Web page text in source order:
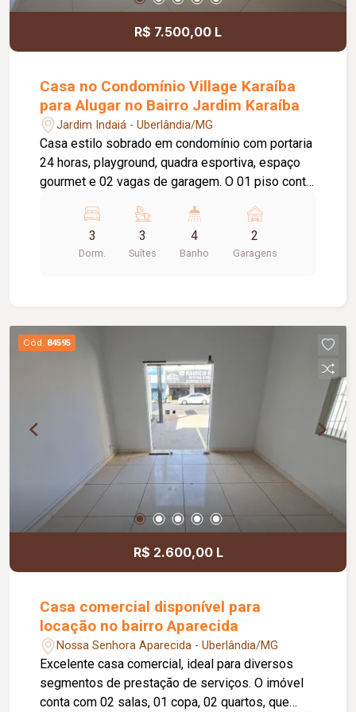
R$ 7.500,00 L
Casa no Condomínio Village Karaíba
para Alugar no Bairro Jardim Karaíba
Jardim Indaiá - Uberlândia/MG
Casa estilo sobrado em condomínio com portaria
24 horas, playground, quadra esportiva, espaço
gourmet e 02 vagas de garagem. O 01 piso conta
condicionado, cozinha americana planejada com
armários, lavanderia com armários, banheiro de
serviço, despensa, varanda, área externa gramada
3
Dorm.
3
Suítes
4
Banho
2
Garagens
Cód. 84595
R$ 2.600,00 L
Casa comercial disponível para
locação no bairro Aparecida
Nossa Senhora Aparecida - Uberlândia/MG
Excelente casa comercial, ideal para diversos
segmentos de prestação de serviços. O imóvel
conta com 02 salas, 01 copa, 02 quartos, que